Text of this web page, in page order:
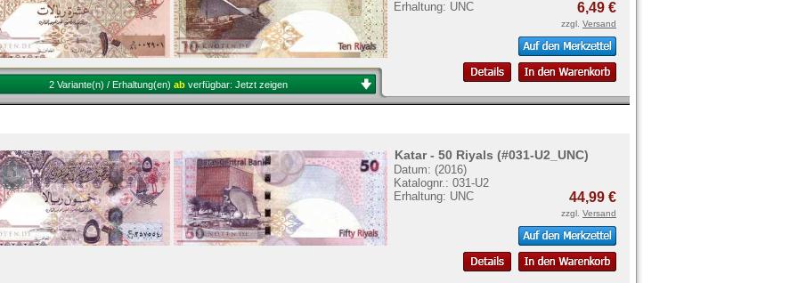
Erhaltung: UNC
6,49 €
zzgl. Versand
2 Variante(n) / Erhaltung(en) ab verfügbar: Jetzt zeigen
Katar - 50 Riyals (#031-U2_UNC)
Datum: (2016)
Katalognr.: 031-U2
Erhaltung: UNC
44,99 €
zzgl. Versand